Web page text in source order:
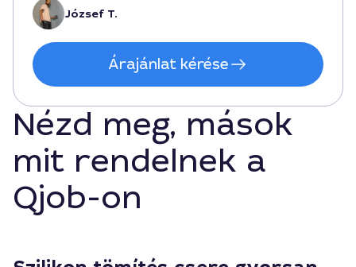
József T.
Árajánlat kérése
Nézd meg, mások
mit rendelnek a
Qjob-on